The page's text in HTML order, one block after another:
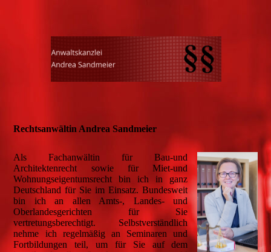
Rechtsanwältin Andrea Sandmeier
Als Fachanwältin für Bau-und
Architektenrecht sowie für Miet-und
Wohnungseigentumsrecht bin ich in ganz
Deutschland für Sie im Einsatz. Bundesweit
bin ich an allen Amts-, Landes- und
Oberlandesgerichten für Sie
vertretungsberechtigt. Selbstverständlich
nehme ich regelmäßig an Seminaren und
Fortbildungen teil, um für Sie auf dem